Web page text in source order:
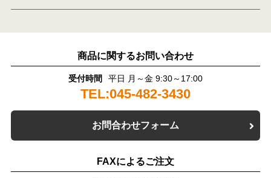
商品に関するお問い合わせ
受付時間 平日 月～金 9:30～17:00
TEL:045-482-3430
お問合わせフォーム
FAXによるご注文